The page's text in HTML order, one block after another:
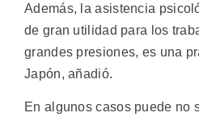
Además, la asistencia
de gran utilidad para los
grandes presiones, es una
Japón, añadió.
En algunos casos puede no